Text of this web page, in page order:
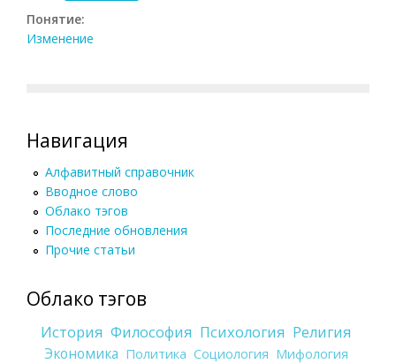
Понятие:
Изменение
Навигация
Алфавитный справочник
Вводное слово
Облако тэгов
Последние обновления
Прочие статьи
Облако тэгов
История Философия Психология Религия
Экономика Политика Социология Мифология